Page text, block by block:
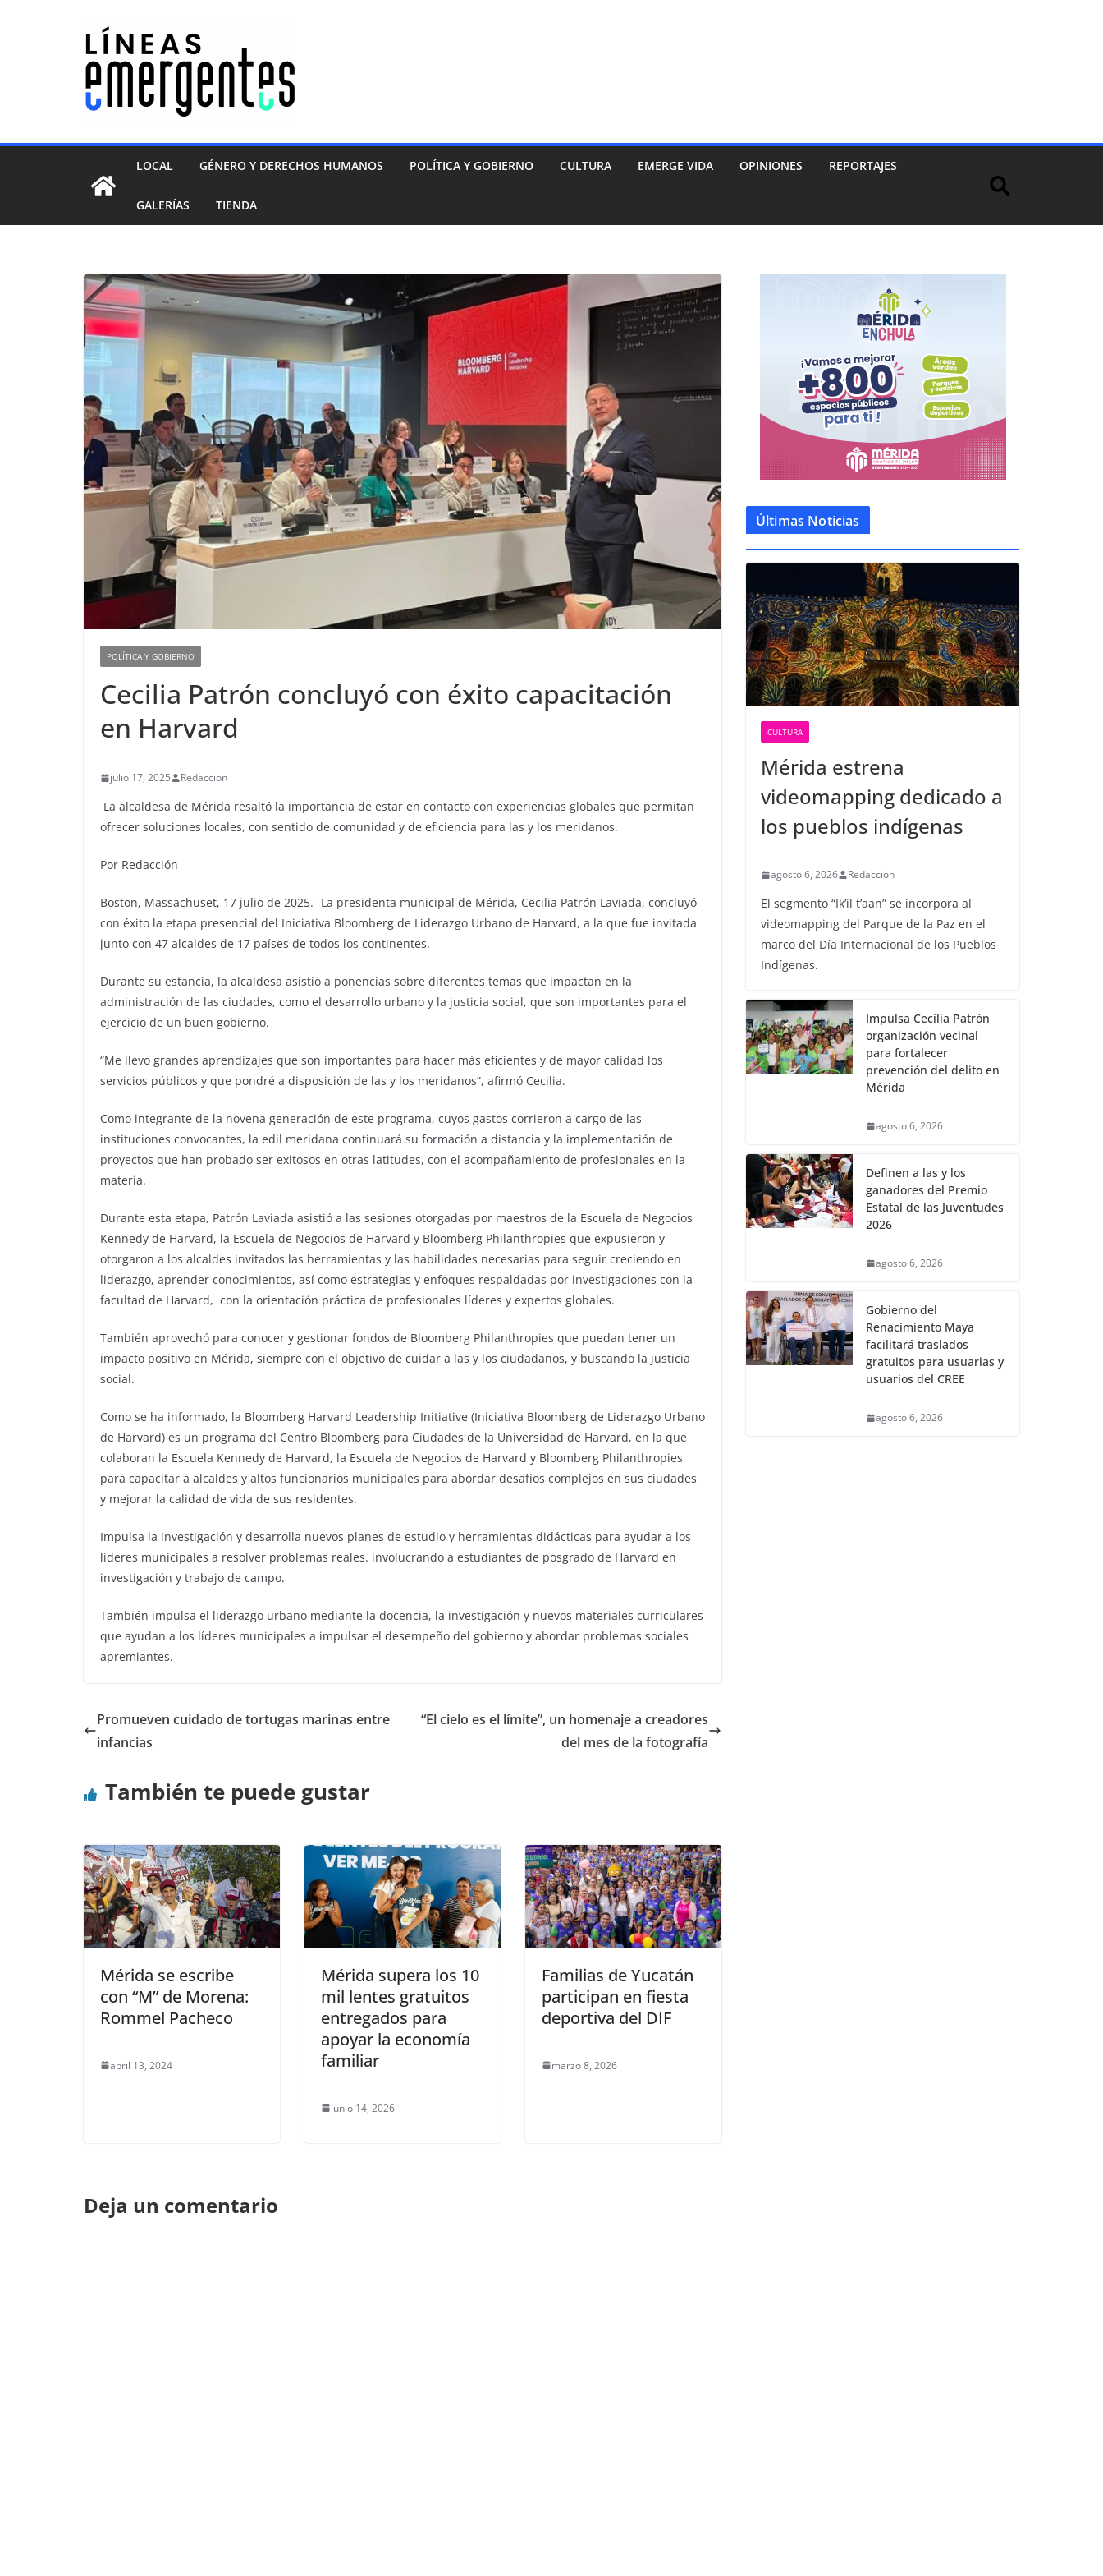
LOCAL GÉNERO Y DERECHOS HUMANOS POLÍTICA Y GOBIERNO CULTURA EMERGE VIDA OPINIONES REPORTAJES
GALERÍAS TIENDA
POLÍTICA Y GOBIERNO
Cecilia Patrón concluyó con éxito capacitación
en Harvard
julio 17, 2025 Redaccion
La alcaldesa de Mérida resaltó la importancia de estar en contacto con experiencias globales que permitan
ofrecer soluciones locales, con sentido de comunidad y de eficiencia para las y los meridanos.
Por Redacción
Boston, Massachuset, 17 julio de 2025.- La presidenta municipal de Mérida, Cecilia Patrón Laviada, concluyó
con éxito la etapa presencial del Iniciativa Bloomberg de Liderazgo Urbano de Harvard, a la que fue invitada
junto con 47 alcaldes de 17 países de todos los continentes.
Durante su estancia, la alcaldesa asistió a ponencias sobre diferentes temas que impactan en la
administración de las ciudades, como el desarrollo urbano y la justicia social, que son importantes para el
ejercicio de un buen gobierno.
“Me llevo grandes aprendizajes que son importantes para hacer más eficientes y de mayor calidad los
servicios públicos y que pondré a disposición de las y los meridanos”, afirmó Cecilia.
Como integrante de la novena generación de este programa, cuyos gastos corrieron a cargo de las
instituciones convocantes, la edil meridana continuará su formación a distancia y la implementación de
proyectos que han probado ser exitosos en otras latitudes, con el acompañamiento de profesionales en la
materia.
Durante esta etapa, Patrón Laviada asistió a las sesiones otorgadas por maestros de la Escuela de Negocios
Kennedy de Harvard, la Escuela de Negocios de Harvard y Bloomberg Philanthropies que expusieron y
otorgaron a los alcaldes invitados las herramientas y las habilidades necesarias para seguir creciendo en
liderazgo, aprender conocimientos, así como estrategias y enfoques respaldadas por investigaciones con la
facultad de Harvard, con la orientación práctica de profesionales líderes y expertos globales.
También aprovechó para conocer y gestionar fondos de Bloomberg Philanthropies que puedan tener un
impacto positivo en Mérida, siempre con el objetivo de cuidar a las y los ciudadanos, y buscando la justicia
social.
Como se ha informado, la Bloomberg Harvard Leadership Initiative (Iniciativa Bloomberg de Liderazgo Urbano
de Harvard) es un programa del Centro Bloomberg para Ciudades de la Universidad de Harvard, en la que
colaboran la Escuela Kennedy de Harvard, la Escuela de Negocios de Harvard y Bloomberg Philanthropies
para capacitar a alcaldes y altos funcionarios municipales para abordar desafíos complejos en sus ciudades
y mejorar la calidad de vida de sus residentes.
Impulsa la investigación y desarrolla nuevos planes de estudio y herramientas didácticas para ayudar a los
líderes municipales a resolver problemas reales. involucrando a estudiantes de posgrado de Harvard en
investigación y trabajo de campo.
También impulsa el liderazgo urbano mediante la docencia, la investigación y nuevos materiales curriculares
que ayudan a los líderes municipales a impulsar el desempeño del gobierno y abordar problemas sociales
apremiantes.
Promueven cuidado de tortugas marinas entre
infancias
“El cielo es el límite”, un homenaje a creadores
del mes de la fotografía
También te puede gustar
Mérida se escribe
con “M” de Morena:
Rommel Pacheco
abril 13, 2024
Mérida supera los 10
mil lentes gratuitos
entregados para
apoyar la economía
familiar
junio 14, 2026
Familias de Yucatán
participan en fiesta
deportiva del DIF
marzo 8, 2026
Deja un comentario
Últimas Noticias
CULTURA
Mérida estrena
videomapping dedicado a
los pueblos indígenas
agosto 6, 2026 Redaccion
El segmento “Ik’il t’aan” se incorpora al
videomapping del Parque de la Paz en el
marco del Día Internacional de los Pueblos
Indígenas.
Impulsa Cecilia Patrón
organización vecinal
para fortalecer
prevención del delito en
Mérida
agosto 6, 2026
Definen a las y los
ganadores del Premio
Estatal de las Juventudes
2026
agosto 6, 2026
Gobierno del
Renacimiento Maya
facilitará traslados
gratuitos para usuarias y
usuarios del CREE
agosto 6, 2026